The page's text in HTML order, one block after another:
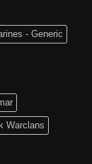
- Generic
Warclans